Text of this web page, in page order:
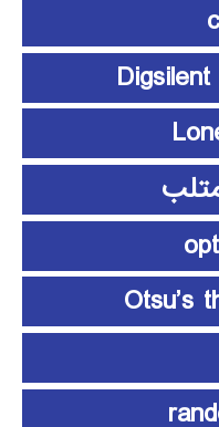
Otsu’s